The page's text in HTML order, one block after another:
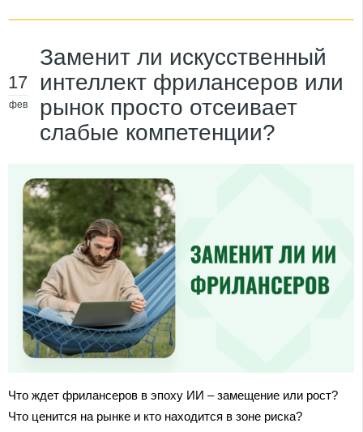
17
фев
Заменит ли искусственный
интеллект фрилансеров или
рынок просто отсеивает
слабые компетенции?
Что ждет фрилансеров в эпоху ИИ – замещение или рост?
Что ценится на рынке и кто находится в зоне риска?